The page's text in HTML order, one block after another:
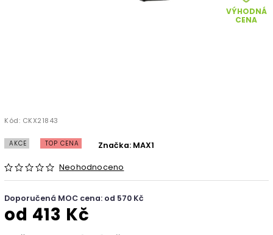
VÝHODNÁ
CENA
Kód: CKX21843
AKCE TOP CENA
Neohodnoceno
Značka: MAX1
Doporučená MOC cena: od 570 Kč
od 413 Kč